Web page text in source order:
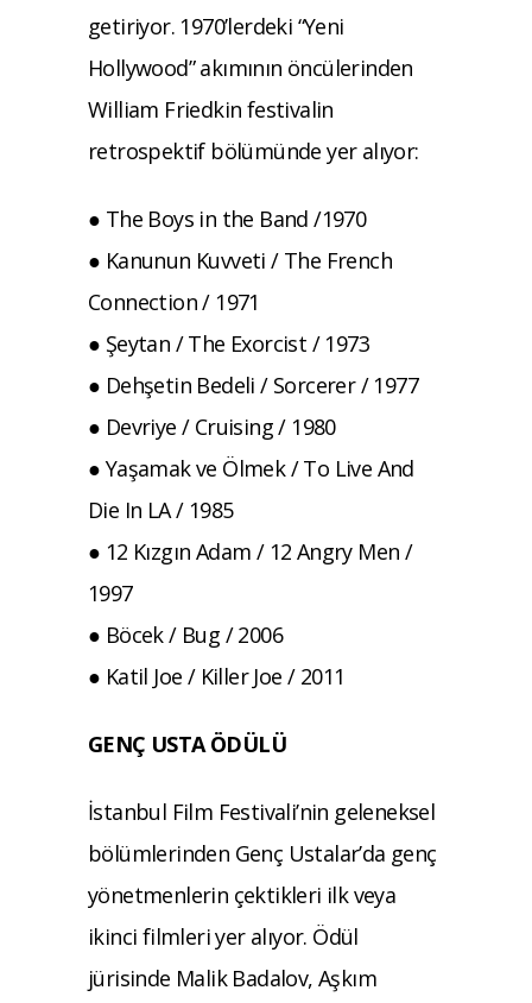
getiriyor. 1970’lerdeki “Yeni
Hollywood” akımının öncülerinden
William Friedkin festivalin
retrospektif bölümünde yer alıyor:
● The Boys in the Band /1970
● Kanunun Kuvveti / The French
Connection / 1971
● Şeytan / The Exorcist / 1973
● Dehşetin Bedeli / Sorcerer / 1977
● Devriye / Cruising / 1980
● Yaşamak ve Ölmek / To Live And
Die In LA / 1985
● 12 Kızgın Adam / 12 Angry Men /
1997
● Böcek / Bug / 2006
● Katil Joe / Killer Joe / 2011
GENÇ USTA ÖDÜLÜ
İstanbul Film Festivali’nin geleneksel
bölümlerinden Genç Ustalar’da genç
yönetmenlerin çektikleri ilk veya
ikinci filmleri yer alıyor. Ödül
jürisinde Malik Badalov, Aşkım